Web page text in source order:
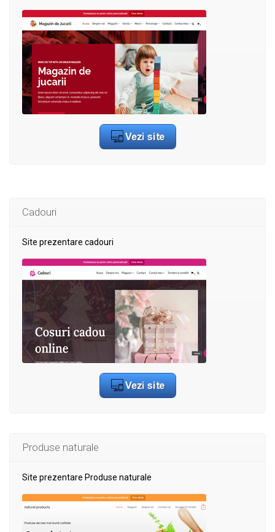
Cadouri
Site prezentare cadouri
Produse naturale
Site prezentare Produse naturale